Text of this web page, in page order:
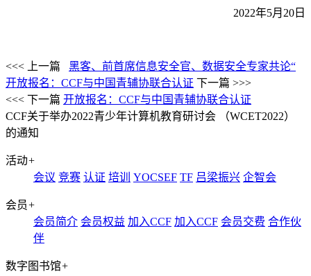
2022年5月 20 日
<<< 上一篇
黑客、前首席信息安全官、数据安全专家共论“
开放报名：CCF与中国青辅协联合认证 下一篇 >>>
<<< 下一篇 开放报名：CCF与中国青辅协联合认证
CCF关于举办2022青少年计算机教育研讨会 （WCET2022）
的通知
活动+
会议 竞赛 认证 培训 YOCSEF TF 吕梁振兴 企智会
会员+
会员简介 会员权益 加入CCF 加入CCF 会员交费 合作伙
伴
数字图书馆+